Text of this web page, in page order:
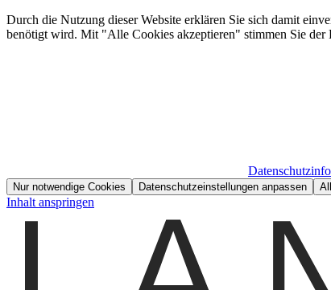
Durch die Nutzung dieser Website erklären Sie sich damit
benötigt wird. Mit "Alle Cookies akzeptieren" stimmen Sie der
Nur notwendige Cookies Datenschutzeinstellungen anpassen
Inhalt anspringen